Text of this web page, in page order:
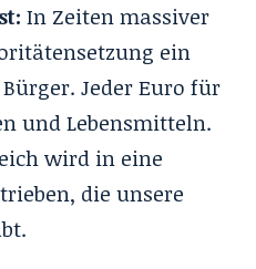
In Zeiten massiver
ein
Jeder Euro für
und Lebensmitteln.
wird in eine
die unsere